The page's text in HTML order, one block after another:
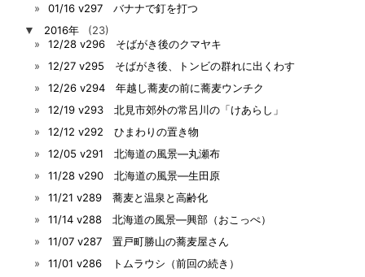
01/16 v297 バナナで釘を打つ
▼
2016年
(23)
12/28 v296 そばがき後のクマヤキ
12/27 v295 そばがき後、トンビの群れに出くわす
12/26 v294 年越し蕎麦の前に蕎麦ウンチク
12/19 v293 北見市郊外の常呂川の「けあらし」
12/12 v292 ひまわりの置き物
12/05 v291 北海道の風景―丸瀬布
11/28 v290 北海道の風景―生田原
11/21 v289 蕎麦と温泉と高齢化
11/14 v288 北海道の風景―興部（おこっぺ）
11/07 v287 置戸町勝山の蕎麦屋さん
11/01 v286 トムラウシ（前回の続き）